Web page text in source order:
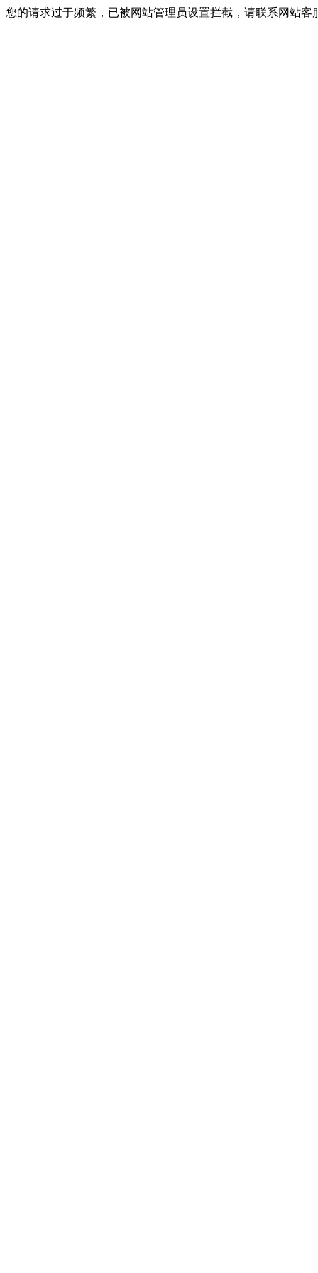
您的请求过于频繁，已被网站管理员设置拦截，请联系网站客